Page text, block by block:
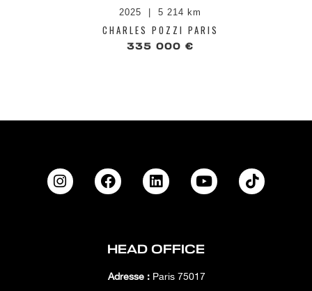
2025 5 214 km
CHARLES POZZI PARIS
335 000 €
HEAD OFFICE
Adresse :Paris 75017